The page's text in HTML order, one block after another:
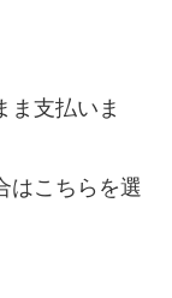
ま支払いま
はこちらを選